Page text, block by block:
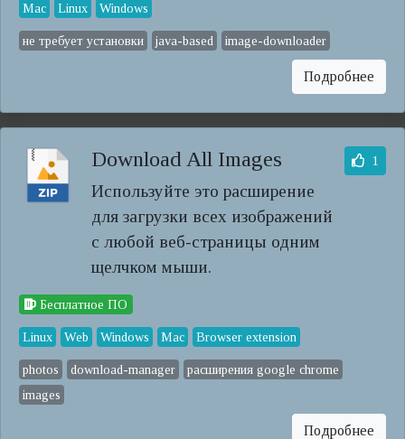
Mac Linux Windows
не требует установки java-based image-downloader
Подробнее
Download All Images
Используйте это расширение
для загрузки всех изображений
с любой веб-страницы одним
щелчком мыши.
1
Бесплатное ПО
Linux Web Windows Mac Browser extension
photos download-manager
расширения google chrome
images
Подробнее